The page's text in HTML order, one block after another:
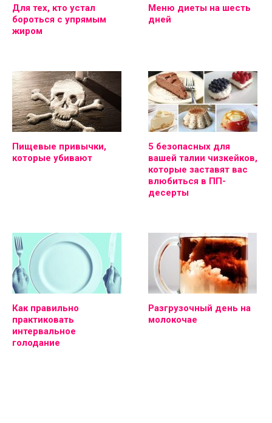
Для тех, кто устал
бороться с упрямым
жиром
Меню диеты на шесть
дней
Пищевые привычки,
которые убивают
5 безопасных для
вашей талии чизкейков,
которые заставят вас
влюбиться в ПП-
десерты
Как правильно
практиковать
интервальное
голодание
Разгрузочный день на
молокочае